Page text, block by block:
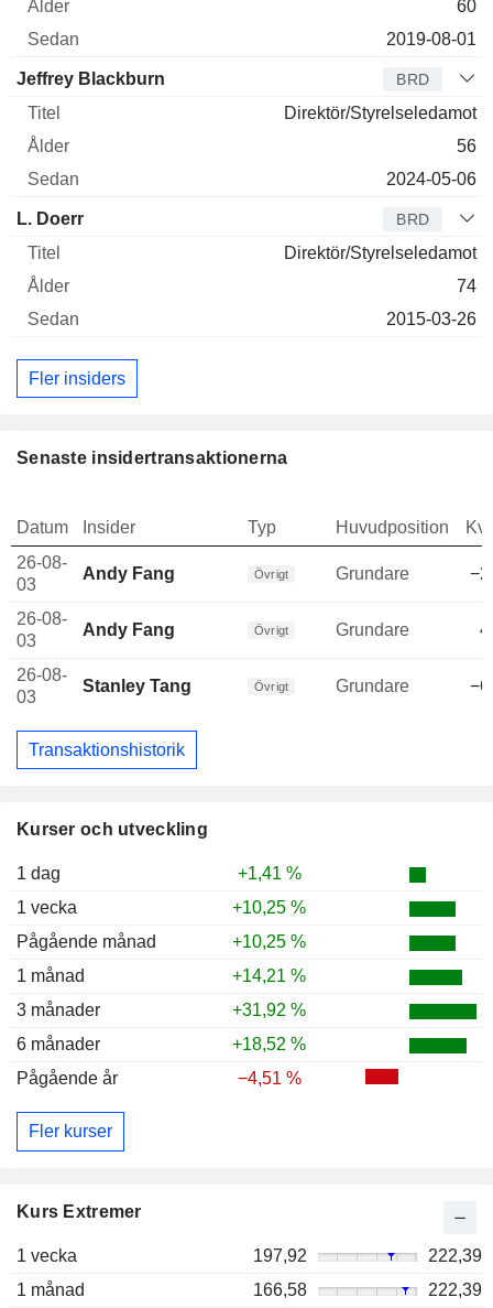
Kurser och utveckling
1 dag
+1,41 %
1 vecka
+10,25 %
Pågående månad
+10,25 %
1 månad
+14,21 %
3 månader
+31,92 %
6 månader
+18,52 %
Pågående år
−4,51 %
Fler kurser
Kurs Extremer
1 vecka 197,92
222,39
1 månad
166,58
222,39
60
2019-08-01
Jeffrey Blackburn BRD
Direktör/Styrelseledamot
56
2024-05-06
L. Doerr BRD
Direktör/Styrelseledamot
74
2015-03-26
Fler insiders
Senaste insidertransaktionerna
Datum Insider Typ Huvudposition
26-08-
03
Andy Fang Övrigt Grundare
26-08-
03
Andy Fang Övrigt Grundare
26-08-
03
Stanley Tang Övrigt Grundare
Transaktionshistorik